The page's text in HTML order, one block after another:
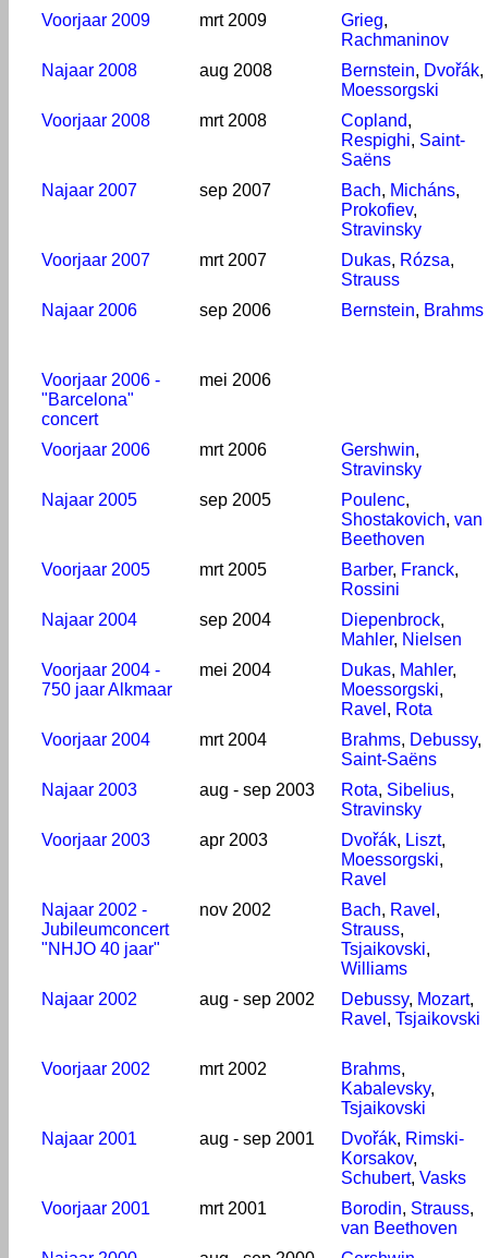
Voorjaar 2009
mrt 2009 Grieg,
Rachmaninov
Najaar 2008
aug 2008 Bernstein, Dvořák,
Moessorgski
Voorjaar 2008
mrt 2008 Copland,
Respighi, Saint-
Saëns
Najaar 2007
sep 2007 Bach, Micháns,
Prokofiev,
Stravinsky
Voorjaar 2007
mrt 2007 Dukas, Rózsa,
Strauss
Najaar 2006
sep 2006 Bernstein, Brahms
Voorjaar 2006 -
"Barcelona"
concert
mei 2006
Voorjaar 2006 mrt 2006 Gershwin,
Stravinsky
Najaar 2005
sep 2005 Poulenc,
Shostakovich, van
Beethoven
Voorjaar 2005
mrt 2005 Barber, Franck,
Rossini
Najaar 2004
sep 2004 Diepenbrock,
Mahler, Nielsen
Voorjaar 2004 -
750 jaar Alkmaar
mei 2004 Dukas, Mahler,
Moessorgski,
Ravel , Rota
Voorjaar 2004
mrt 2004 Brahms, Debussy,
Saint-Saëns
Najaar 2003
aug - sep 2003 Rota, Sibelius,
Stravinsky
Voorjaar 2003
apr 2003 Dvořák, Liszt,
Moessorgski,
Ravel
Najaar 2002 -
Jubileumconcert
"NHJO 40 jaar"
nov 2002 Bach, Ravel ,
Strauss,
Tsjaikovski,
Williams
Najaar 2002
aug - sep 2002 Debussy, Mozart,
Ravel , Tsjaikovski
Voorjaar 2002 mrt 2002 Brahms,
Kabalevsky,
Tsjaikovski
Najaar 2001
aug - sep 2001 Dvořák, Rimski-
Korsakov,
Schubert, Vasks
Voorjaar 2001
mrt 2001 Borodin, Strauss,
van Beethoven